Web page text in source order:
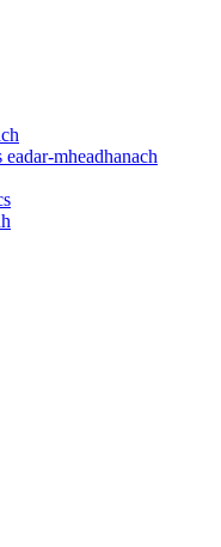
mheadhanach